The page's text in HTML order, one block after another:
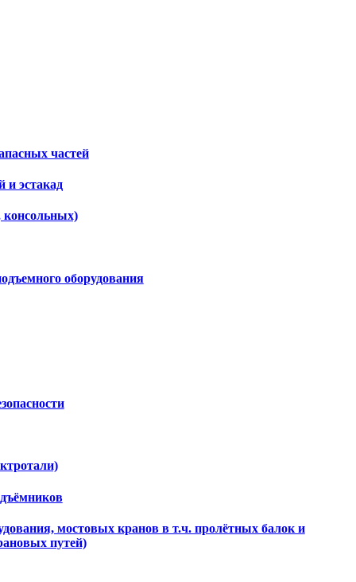
частей
и эстакад
консольных)
оборудования
мостовых кранов в т.ч. пролётных балок и
путей)